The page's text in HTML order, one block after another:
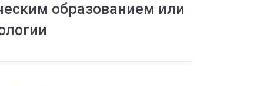
образованием или